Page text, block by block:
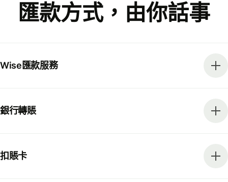
匯款方式，由你話事
Wise匯款服務
銀行轉賬
扣賬卡